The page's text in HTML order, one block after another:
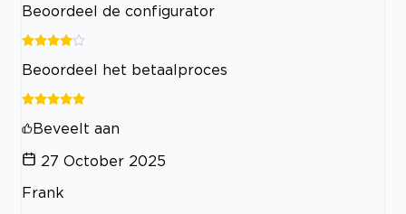
Beoordeel de configurator
Beoordeel het betaalproces
Beveelt aan
27 October 2025
Frank